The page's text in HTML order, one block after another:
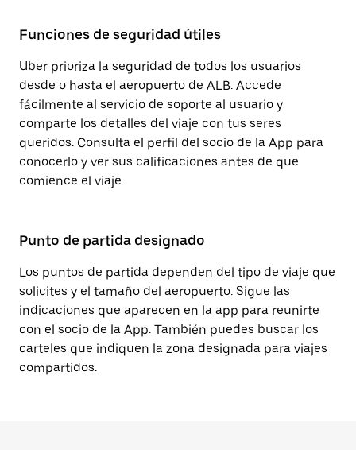
Funciones de seguridad útiles
Uber prioriza la seguridad de todos los usuarios
desde o hasta el aeropuerto de ALB. Accede
fácilmente al servicio de soporte al usuario y
comparte los detalles del viaje con tus seres
queridos. Consulta el perfil del socio de la App para
conocerlo y ver sus calificaciones antes de que
comience el viaje.
Punto de partida designado
Los puntos de partida dependen del tipo de viaje que
solicites y el tamaño del aeropuerto. Sigue las
indicaciones que aparecen en la app para reunirte
con el socio de la App. También puedes buscar los
carteles que indiquen la zona designada para viajes
compartidos.